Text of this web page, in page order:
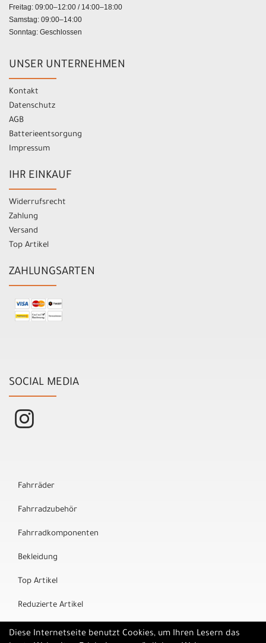
Freitag: 09:00–12:00 / 14:00–18:00
Samstag: 09:00–14:00
Sonntag: Geschlossen
UNSER UNTERNEHMEN
Kontakt
Datenschutz
AGB
Batterieentsorgung
Impressum
IHR EINKAUF
Widerrufsrecht
Zahlung
Versand
Top Artikel
ZAHLUNGSARTEN
SOCIAL MEDIA
Fahrräder
Fahrradzubehör
Fahrradkomponenten
Bekleidung
Top Artikel
Reduzierte Artikel
Marken
Diese Internetseite benutzt Cookies, um Ihren Lesern das